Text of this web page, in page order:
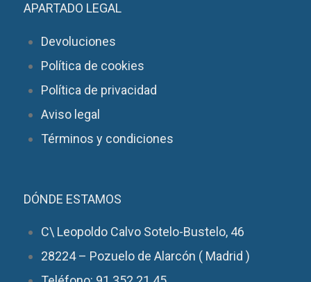
APARTADO LEGAL
Devoluciones
Política de cookies
Política de privacidad
Aviso legal
Términos y condiciones
DÓNDE ESTAMOS
C\ Leopoldo Calvo Sotelo-Bustelo, 46
28224 – Pozuelo de Alarcón ( Madrid )